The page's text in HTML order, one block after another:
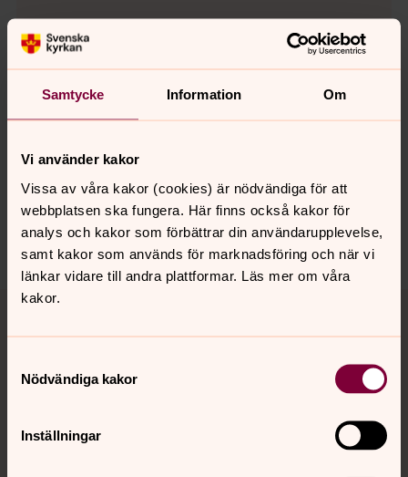
Samtycke Information Om
Vi använder kakor
Vissa av våra kakor (cookies) är nödvändiga för att
webbplatsen ska fungera. Här finns också kakor för
analys och kakor som förbättrar din användarupplevelse,
samt kakor som används för marknadsföring och när vi
länkar vidare till andra plattformar. Läs mer om våra
kakor.
Nödvändiga kakor
Inställningar
Senast ändrad 30 januari 2026
Synpunkter eller frågor på sidans
Dela
Tillbaka till toppen
Tillbaka till innehållet
Kontakt